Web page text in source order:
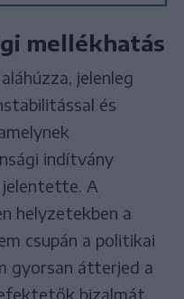
mellékhatás
jelenleg
és
indítvány
jelentette. A
helyzetekben a
csupán a politikai
gyorsan átterjed a
bizalmát,